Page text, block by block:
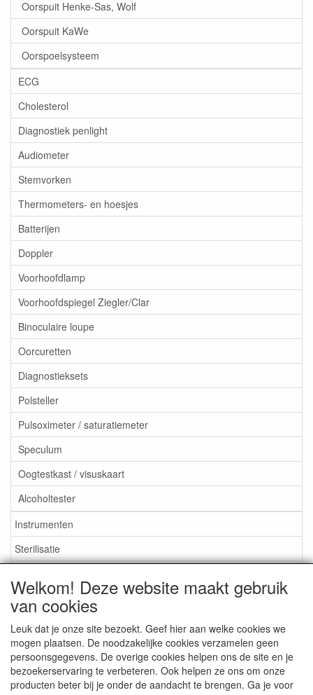
Oorspuit Henke-Sas, Wolf
Oorspuit KaWe
Oorspoelsysteem
ECG
Cholesterol
Diagnostiek penlight
Audiometer
Stemvorken
Thermometers- en hoesjes
Batterijen
Doppler
Voorhoofdlamp
Voorhoofdspiegel Ziegler/Clar
Binoculaire loupe
Oorcuretten
Diagnostieksets
Polsteller
Pulsoximeter / saturatiemeter
Speculum
Oogtestkast / visuskaart
Alcoholtester
Instrumenten
Sterilisatie
Aktieartikelen
Medisan Trading te Alblasserdam. Alle genoemde prijzen zijn
inclusief BTW enexclusief verzendkostentenzij anders
Welkom! Deze website maakt gebruik
van cookies
Leuk dat je onze site bezoekt. Geef hier aan welke cookies we
mogen plaatsen. De noodzakelijke cookies verzamelen geen
persoonsgegevens. De overige cookies helpen ons de site en je
bezoekerservaring te verbeteren. Ook helpen ze ons om onze
producten beter bij je onder de aandacht te brengen. Ga je voor